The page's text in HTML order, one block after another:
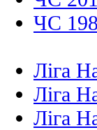
ЧС
Ліга
Ліга
Ліга